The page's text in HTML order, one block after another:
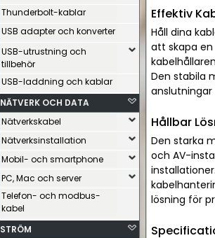
Thunderbolt-kablar
USB adapter och konverter
USB-utrustning och
tillbehör
USB-laddning och kablar
NÄTVERK OCH DATA
Nätverkskabel
Nätverksinstallation
Mobil- och smartphone
PC, Mac och server
Telefon- och modbus-
kabel
STRÖM
Effektiv
Håll dina
att skapa
Den stabila
anslutningar
Hållbar
Den starka
och AV-
lösning för